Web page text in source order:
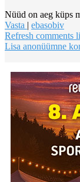
Nüüd on aeg küps
Vasta | ebasobiv
Refresh comments
Lisa anonüümne